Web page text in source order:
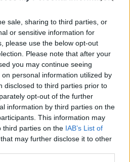
sale, sharing to third parties, or
or sensitive information for
please use the below opt-out
Please note that after your
you may continue seeing
personal information utilized by
disclosed to third parties prior to
opt-out of the further
information by third parties on the
This information may
third parties on the IAB’s List of
that may further disclose it to other